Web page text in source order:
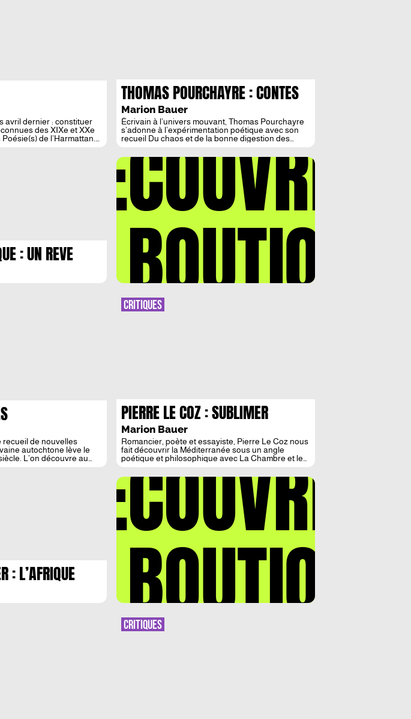
avril dernier : constituer
des XIXe et XXe
de l’Harmattan.
THOMAS POURCHAYRE : CONTES
CRUELS ET SANGUINOLENTS
Marion Bauer
Écrivain à l’univers mouvant, Thomas Pourchayre
s’adonne à l’expérimentation poétique avec son
recueil Du chaos et de la bonne digestion des
Abstractions. Cette maison d’édition indépendante
tout juste créée l’an dernier promeut des auteurs «
à contre-courant » en associant arts et littératures.
Avec pour contrainte oulipienne le […]
: UN REVE
DÉCOUVREZ
LA BOUTIQUE
recueil de nouvelles
autochtone lève le
L’on découvre au
PIERRE LE COZ : SUBLIMER
L’ORDINAIRE
Marion Bauer
Romancier, poète et essayiste, Pierre Le Coz nous
fait découvrir la Méditerranée sous un angle
poétique et philosophique avec La Chambre et le
trilogie publiée aux éditions indépendantes du
Soupirail, comprenant Les Clandestins du jour et le
Rêveur définitif. Un chef d’œuvre de vérité et de
beauté qui, […]
CRITIQUES
: L’AFRIQUE
DÉCOUVREZ
LA BOUTIQUE
CRITIQUES